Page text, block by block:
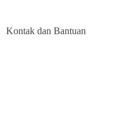
Kontak dan Bantuan